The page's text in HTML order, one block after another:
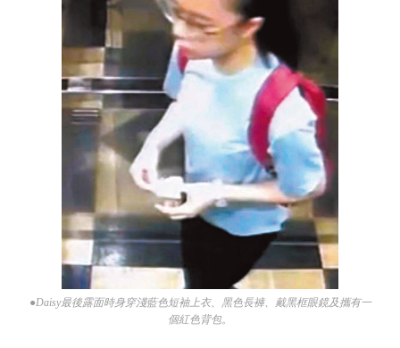
●Daisy最後露面時身穿淺藍色短袖上衣、黑色長褲、戴黑框眼鏡及攜有一
個紅色背包。